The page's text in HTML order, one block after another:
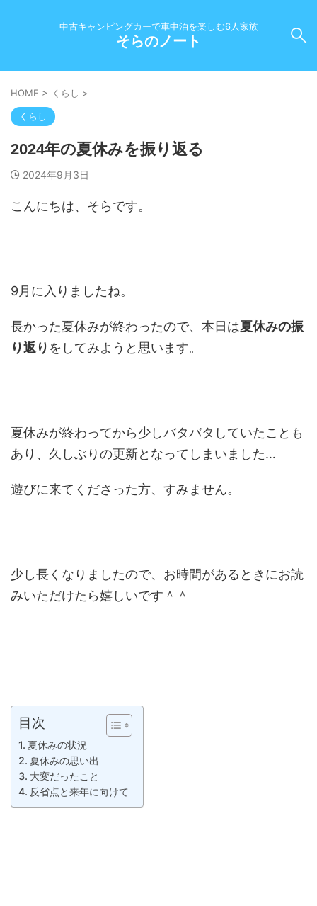
中古キャンピングカーで車中泊を楽しむ6人家族
そらのノート
HOME > くらし >
くらし
2024年の夏休みを振り返る
2024年9月3日
こんにちは、そらです。
9月に入りましたね。
長かった夏休みが終わったので、本日は夏休みの振
り返り をしてみようと思います。
夏休みが終わってから少しバタバタしていたことも
あり、久しぶりの更新となってしまいました…
遊びに来てくださった方、すみません。
少し長くなりましたので、お時間があるときにお読
みいただけたら嬉しいです＾＾
目次
夏休みの状況
夏休みの思い出
大変だったこと
反省点と来年に向けて